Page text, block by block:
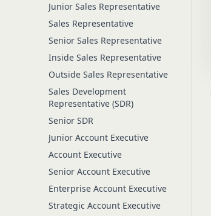
Junior Sales Representative
Sales Representative
Senior Sales Representative
Inside Sales Representative
Outside Sales Representative
Sales Development
Representative (SDR)
Senior SDR
Junior Account Executive
Account Executive
Senior Account Executive
Enterprise Account Executive
Strategic Account Executive